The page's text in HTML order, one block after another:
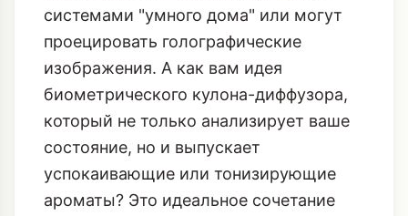
системами "умного дома" или могут
проецировать голографические
изображения. А как вам идея
биометрического кулона-диффузора,
который не только анализирует ваше
состояние, но и выпускает
успокаивающие или тонизирующие
ароматы? Это идеальное сочетание